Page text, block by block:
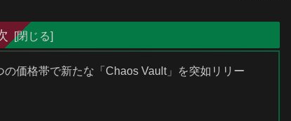
の価格帯で新たな「Chaos Vault」を突如リリー